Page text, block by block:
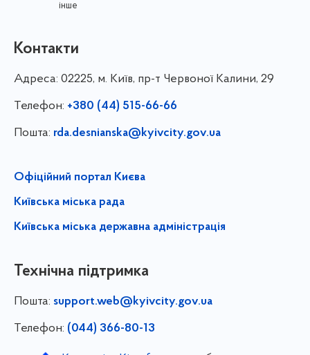
інше
Контакти
Адреса: 02225, м. Київ, пр-т Червоної Калини, 29
Телефон: +380 (44) 515-66-66
Пошта: rda.desnianska@kyivcity.gov.ua
Офіційний портал Києва
Київська міська рада
Київська міська державна адміністрація
Технічна підтримка
Пошта: support.web@kyivcity.gov.ua
Телефон: (044) 366-80-13